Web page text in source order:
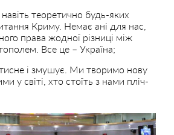
теоретично будь-яких
Криму. Немає ані для нас,
права жодної різниці між
Все це – Україна;
тисне і змушує. Ми творимо нову
у світі, хто стоїть з нами пліч-